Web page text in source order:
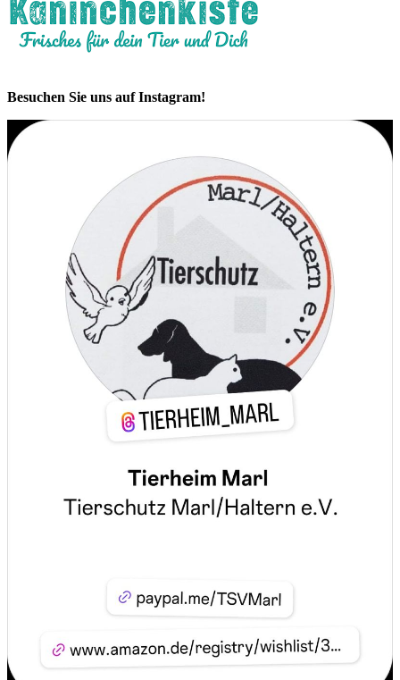
Besuchen Sie uns auf Instagram!